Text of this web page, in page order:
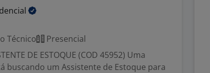
Técnico
Presencial
DE ESTOQUE (COD 45952) Uma
buscando um Assistente de Estoque para